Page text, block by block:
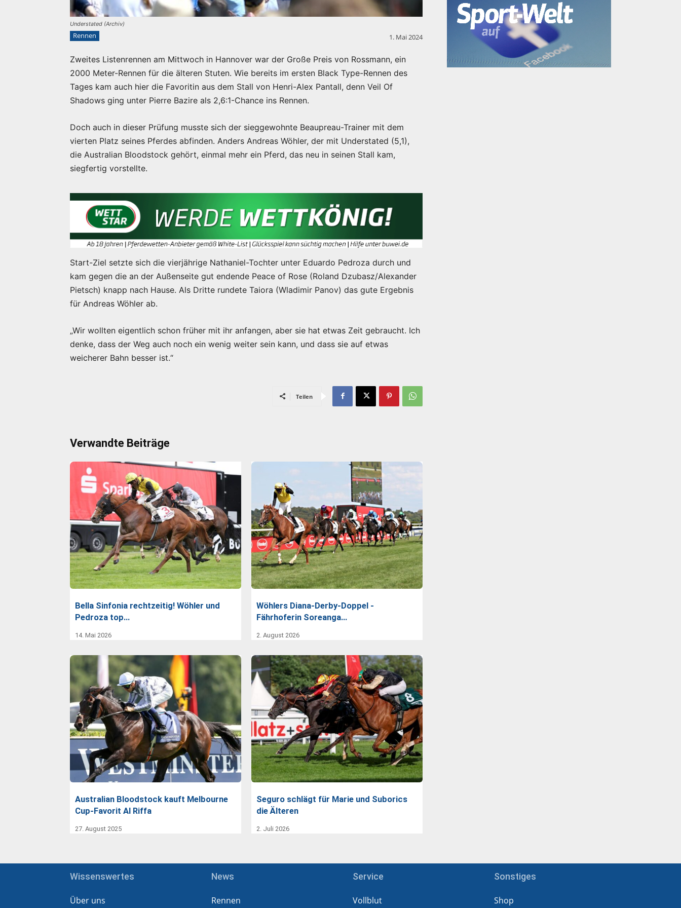
Understated (Archiv)
Rennen 1. Mai 2024
Zweites Listenrennen am Mittwoch in Hannover war der Große Preis von Rossmann, ein
2000 Meter-Rennen für die älteren Stuten. Wie bereits im ersten Black Type-Rennen des
Tages kam auch hier die Favoritin aus dem Stall von Henri-Alex Pantall, denn Veil Of
Shadows ging unter Pierre Bazire als 2,6:1-Chance ins Rennen.
Doch auch in dieser Prüfung musste sich der sieggewohnte Beaupreau-Trainer mit dem
vierten Platz seines Pferdes abfinden. Anders Andreas Wöhler, der mit Understated (5,1),
die Australian Bloodstock gehört, einmal mehr ein Pferd, das neu in seinen Stall kam,
siegfertig vorstellte.
Start-Ziel setzte sich die vierjährige Nathaniel-Tochter unter Eduardo Pedroza durch und
kam gegen die an der Außenseite gut endende Peace of Rose (Roland Dzubasz/Alexander
Pietsch) knapp nach Hause. Als Dritte rundete Taiora (Wladimir Panov) das gute Ergebnis
für Andreas Wöhler ab.
„Wir wollten eigentlich schon früher mit ihr anfangen, aber sie hat etwas Zeit gebraucht. Ich
denke, dass der Weg auch noch ein wenig weiter sein kann, und dass sie auf etwas
weicherer Bahn besser ist.“
Teilen
Verwandte Beiträge
Bella Sinfonia rechtzeitig! Wöhler und
Pedroza top…
14. Mai 2026
Wöhlers Diana-Derby-Doppel -
Fährhoferin Soreanga…
2. August 2026
Australian Bloodstock kauft Melbourne
Cup-Favorit Al Riffa
27. August 2025
Seguro schlägt für Marie und Suborics
die Älteren
2. Juli 2026
Wissenswertes
Über uns
News
Rennen
Service
Vollblut
Sonstiges
Shop